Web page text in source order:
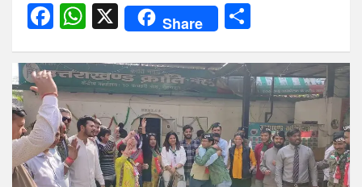
F
ce
b
o
o
k
W
at
s
A
p
p
X Share
ar
e